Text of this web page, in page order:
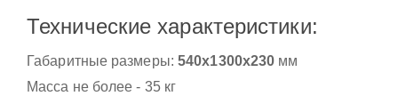
Технические характеристики:
Габаритные размеры: 540x1300x230 мм
Масса не более - 35 кг